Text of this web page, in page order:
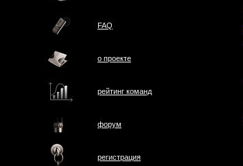
FAQ
о проектe
рейтинг команд
форум
регистрация